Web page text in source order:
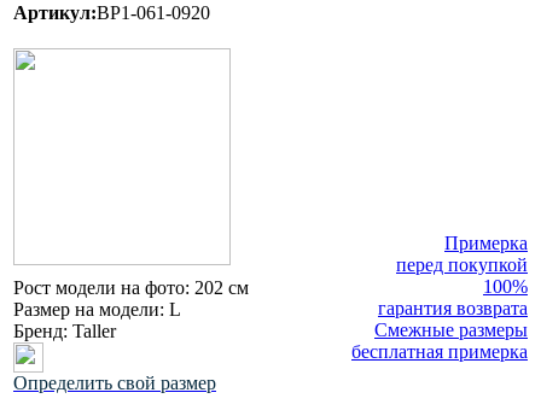
Артикул:ВР1-061-0920
Рост модели на фото: 202 см
Размер на модели: L
Бренд: Taller
Определить свой размер
Примерка
перед покупкой
100%
гарантия возврата
Смежные размеры
бесплатная примерка